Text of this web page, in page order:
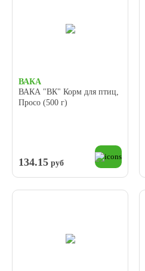
ВАКА
ВАКА "ВК" Корм для птиц,
Просо (500 г)
134.15 руб